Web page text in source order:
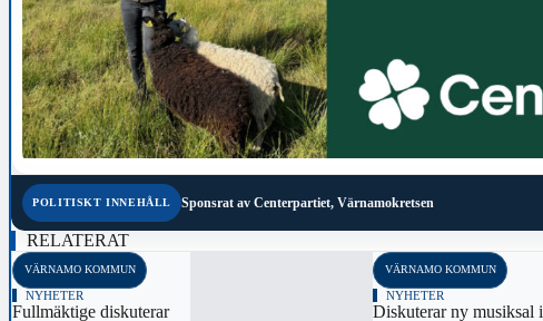
POLITISKT INNEHÅLL Sponsrat av Centerpartiet, Värnamokretsen
RELATERAT
VÄRNAMO KOMMUN
NYHETER
Fullmäktige diskuterar
VÄRNAMO KOMMUN
NYHETER
Diskuterar ny musiksal i